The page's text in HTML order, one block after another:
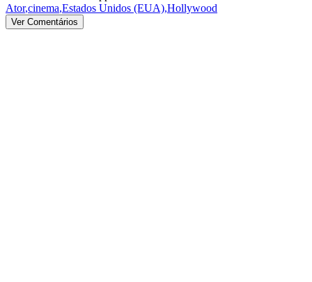
Ator,cinema,Estados Unidos (EUA),Hollywood
Ver Comentários